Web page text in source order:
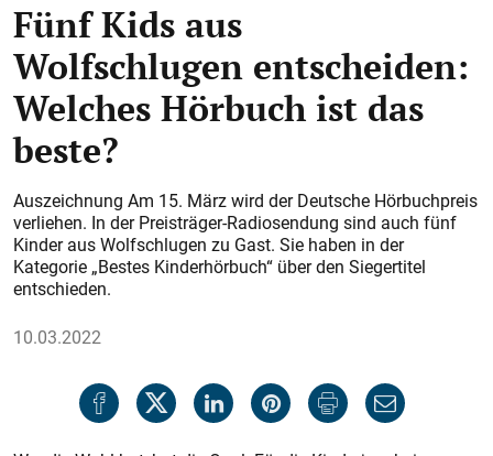
Fünf Kids aus
Wolfschlugen entscheiden:
Welches Hörbuch ist das
beste?
Auszeichnung Am 15. März wird der Deutsche Hörbuchpreis
verliehen. In der Preisträger-Radiosendung sind auch fünf
Kinder aus Wolfschlugen zu Gast. Sie haben in der
Kategorie „Bestes Kinderhörbuch“ über den Siegertitel
entschieden.
10.03.2022